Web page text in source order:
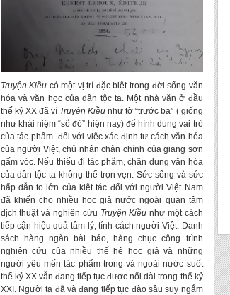
Truyện Kiều có một vị trí đặc biệt trong đời sống văn
hóa và văn học của dân tộc ta. Một nhà văn ở đầu
thế kỷ XX đã ví Truyện Kiềunhư tờ “trước bạ” ( giống
như khái niệm “sổ đỏ” hiện nay) để hình dung vai trò
của tác phẩm đối với việc xác định tư cách văn hóa
của người Việt, chủ nhân chân chính của giang sơn
gấm vóc. Nếu thiếu đi tác phẩm, chân dung văn hóa
của dân tộc ta không thể trọn vẹn. Sức sống và sức
hấp dẫn to lớn của kiệt tác đối với người Việt Nam
đã khiến cho nhiều học giả nước ngoài quan tâm
dịch thuật và nghiên cứu Truyện Kiều như một cách
tiếp cận hiệu quả tâm lý, tính cách người Việt. Danh
sách hàng ngàn bài báo, hàng chục công trình
nghiên cứu của nhiều thế hệ học giả và những
người yêu mến tác phẩm trong và ngoài nước suốt
thế kỷ XX vẫn đang tiếp tục được nối dài trong thế kỷ
XXI. Người ta đã và đang tiếp tục đào sâu suy ngẫm